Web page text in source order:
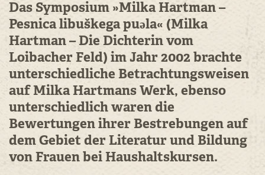
Das Symposium »Milka Hartman –
Pesnica libuškega puəla« (Milka
Hartman – Die Dichterin vom
Loibacher Feld) im Jahr 2002 brachte
unterschiedliche Betrachtungsweisen
auf Milka Hartmans Werk, ebenso
unterschiedlich waren die
Bewertungen ihrer Bestrebungen auf
dem Gebiet der Literatur und Bildung
von Frauen bei Haushaltskursen.